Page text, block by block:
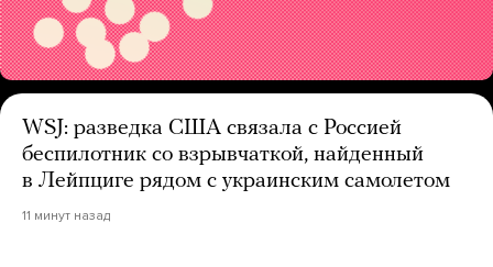
WSJ: разведка США связала с Россией
беспилотник со взрывчаткой, найденный
в Лейпциге рядом с украинским самолетом
11 минут назад